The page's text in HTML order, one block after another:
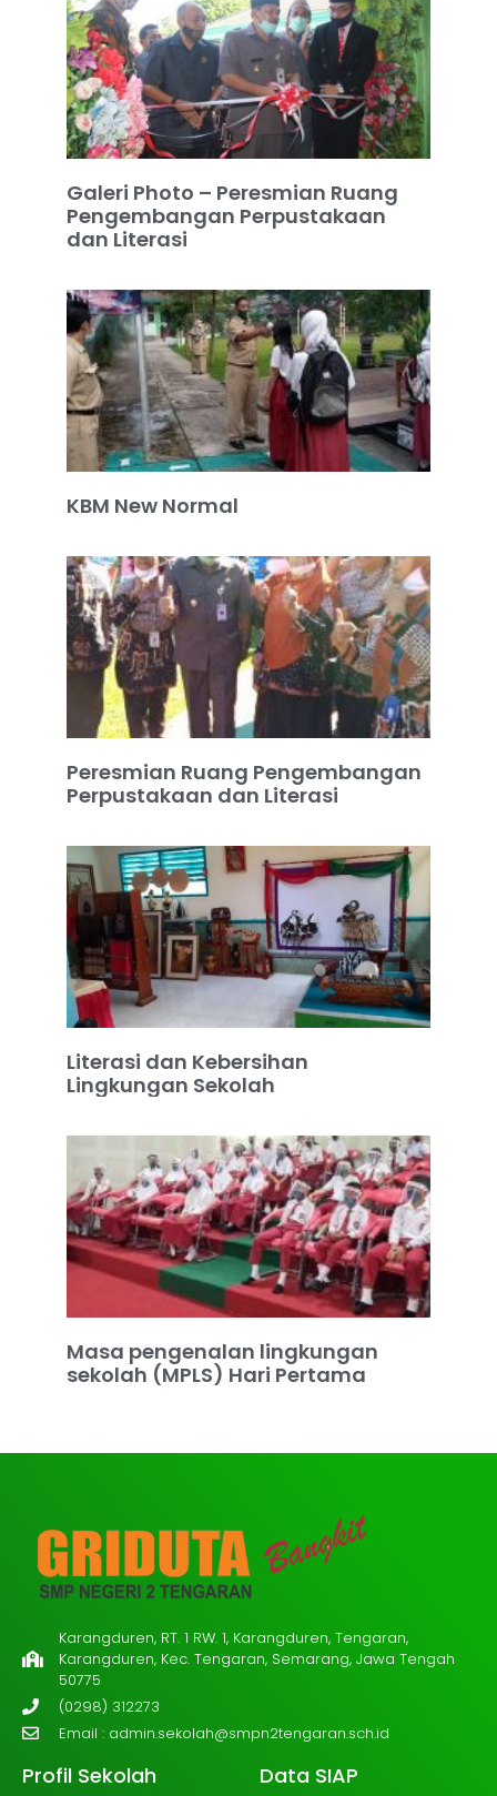
Galeri Photo – Peresmian Ruang
Pengembangan Perpustakaan
dan Literasi
KBM New Normal
Peresmian Ruang Pengembangan
Perpustakaan dan Literasi
Literasi dan Kebersihan
Lingkungan Sekolah
Masa pengenalan lingkungan
sekolah (MPLS) Hari Pertama
Karangduren, RT. 1 RW. 1, Karangduren, Tengaran,
Karangduren, Kec. Tengaran, Semarang, Jawa Tengah
50775
(0298) 312273
Email : admin.sekolah@smpn2tengaran.sch.id
Profil Sekolah Data SIAP